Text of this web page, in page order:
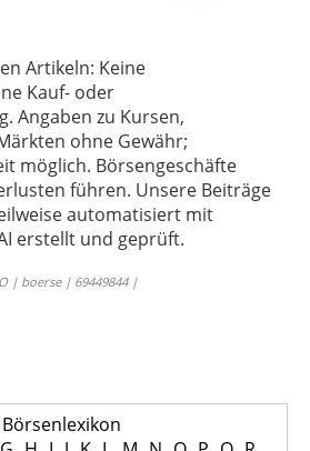
Artikeln: Keine
Kauf- oder
Angaben zu Kursen,
ohne Gewähr;
möglich. Börsengeschäfte
führen. Unsere Beiträge
automatisiert mit
erstellt und geprüft.
| boerse | 69449844 |
Börsenlexikon